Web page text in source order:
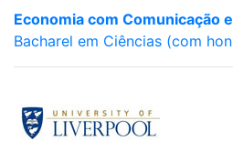
Economia com Comunicação
Bacharel em Ciências (com